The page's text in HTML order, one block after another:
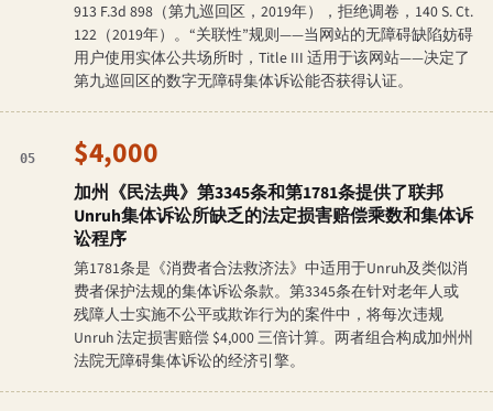
913 F.3d 898（第九巡回区，2019年），拒绝调卷，140 S. Ct.
122（2019年）。“关联性”规则——当网站的无障碍缺陷妨碍
用户使用实体公共场所时，Title III 适用于该网站——决定了
第九巡回区的数字无障碍集体诉讼能否获得认证。
05 $4,000
加州《民法典》第3345条和第1781条提供了联邦
Unruh集体诉讼所缺乏的法定损害赔偿乘数和集体诉
讼程序
第1781条是《消费者合法救济法》中适用于Unruh及类似消
费者保护法规的集体诉讼条款。第3345条在针对老年人或
残障人士实施不公平或欺诈行为的案件中，将每次违规
Unruh 法定损害赔偿 $4,000 三倍计算。两者组合构成加州州
法院无障碍集体诉讼的经济引擎。